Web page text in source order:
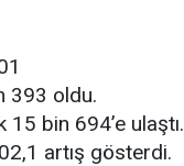
393 oldu.
bin 694’e ulaştı.
artış gösterdi.